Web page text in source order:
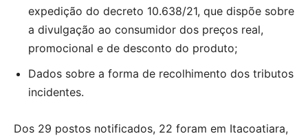
expedição do decreto 10.638/21, que dispõe sobre
a divulgação ao consumidor dos preços real,
promocional e de desconto do produto;
Dados sobre a forma de recolhimento dos tributos
incidentes.
Dos 29 postos notificados, 22 foram em Itacoatiara,